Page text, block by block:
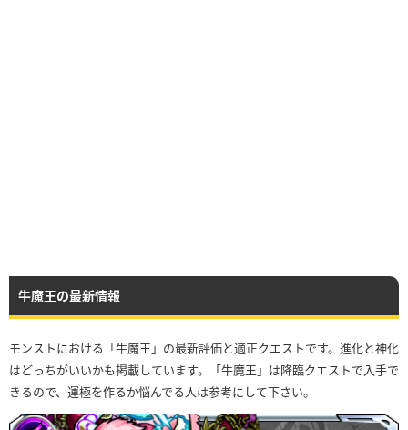
牛魔王の最新情報
モンストにおける「牛魔王」の最新評価と適正クエストです。進化と神化
はどっちがいいかも掲載しています。「牛魔王」は降臨クエストで入手で
きるので、運極を作るか悩んでる人は参考にして下さい。